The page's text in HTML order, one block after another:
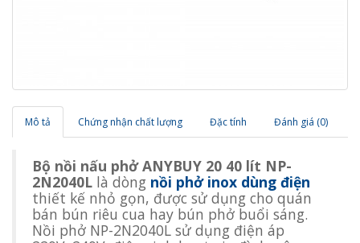
Mô tả Chứng nhận chất lượng Đặc tính Đánh giá (0)
Bộ nồi nấu phở ANYBUY 20 40 lít NP-
2N2040L là dòng nồi phở inox dùng điện
thiết kế nhỏ gọn, được sử dụng cho quán
bán bún riêu cua hay bún phở buổi sáng.
Nồi phở NP-2N2040L sử dụng điện áp